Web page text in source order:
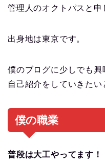
管理人のオクトパスと申
出身地は東京です。
僕のブログに少しでも
自己紹介をしていきた
僕の職業
普段は大工やってます！